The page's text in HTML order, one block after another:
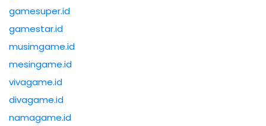
gamesuper.id
gamestar.id
musimgame.id
mesingame.id
vivagame.id
divagame.id
namagame.id